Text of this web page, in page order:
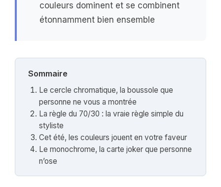
couleurs dominent et se combinent
étonnamment bien ensemble
Sommaire
Le cercle chromatique, la boussole que
personne ne vous a montrée
La règle du 70/30 : la vraie règle simple du
styliste
Cet été, les couleurs jouent en votre faveur
Le monochrome, la carte joker que personne
n’ose